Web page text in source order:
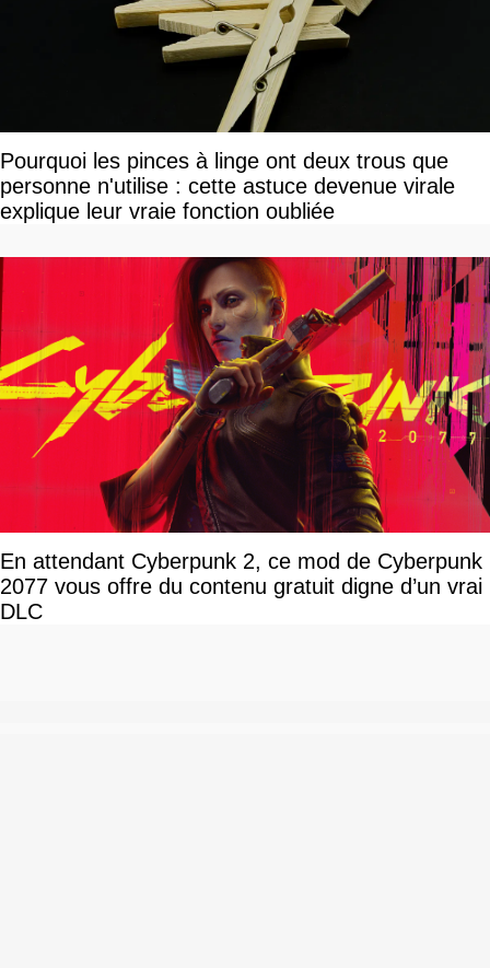
Pourquoi les pinces à linge ont deux trous que
personne n'utilise : cette astuce devenue virale
explique leur vraie fonction oubliée
En attendant Cyberpunk 2, ce mod de Cyberpunk
2077 vous offre du contenu gratuit digne d’un vrai
DLC